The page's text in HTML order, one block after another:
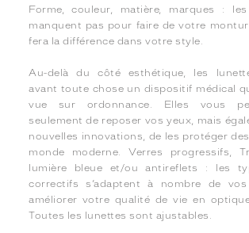
Forme, couleur, matière, marques :
manquent pas pour faire de votre
fera la différence dans votre style.
Au-delà du côté esthétique, les
avant toute chose un dispositif médical
vue sur ordonnance. Elles vous
seulement de reposer vos yeux, mais
nouvelles innovations, de les protéger
monde moderne. Verres progressifs,
lumière bleue et/ou antireflets : les
correctifs s’adaptent à nombre de
améliorer votre qualité de vie en
Toutes les lunettes sont ajustables.